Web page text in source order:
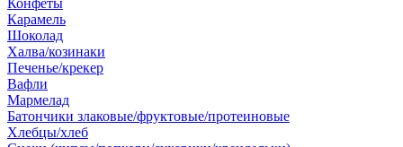
Конфеты
Карамель
Шоколад
Халва/козинаки
Печенье/крекер
Вафли
Мармелад
Батончики злаковые/фруктовые/протеиновые
Хлебцы/хлеб